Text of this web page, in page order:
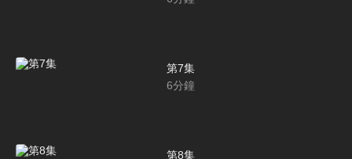
第7集
6分鐘
第8集